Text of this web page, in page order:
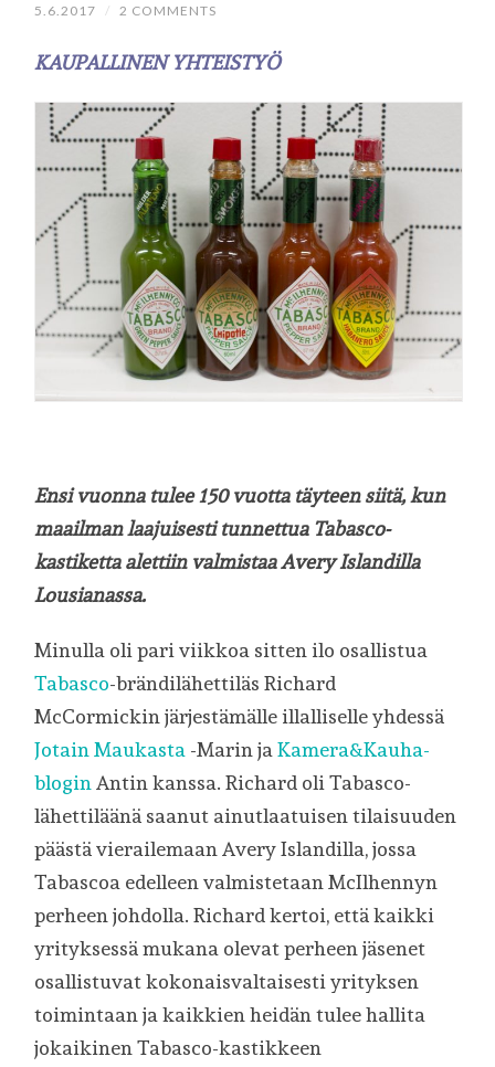
5.6.2017 / 2 COMMENTS
KAUPALLINEN YHTEISTYÖ
Ensi vuonna tulee 150 vuotta täyteen siitä, kun
maailman laajuisesti tunnettua Tabasco-
kastiketta alettiin valmistaa Avery Islandilla
Lousianassa.
Minulla oli pari viikkoa sitten ilo osallistua
Tabasco-brändilähettiläs Richard
McCormickin järjestämälle illalliselle yhdessä
Jotain Maukasta -Marin jaKamera&Kauha-
blogin Antin kanssa. Richard oli Tabasco-
lähettiläänä saanut ainutlaatuisen tilaisuuden
päästä vierailemaan Avery Islandilla, jossa
Tabascoa edelleen valmistetaan McIlhennyn
perheen johdolla. Richard kertoi, että kaikki
yrityksessä mukana olevat perheen jäsenet
osallistuvat kokonaisvaltaisesti yrityksen
toimintaan ja kaikkien heidän tulee hallita
jokaikinen Tabasco-kastikkeen